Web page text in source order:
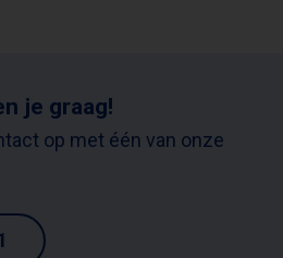
je graag!
op met één van onze